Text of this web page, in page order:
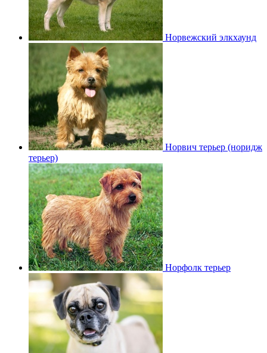
Норвежский элкхаунд
Норвич терьер (норидж
терьер)
Норфолк терьер